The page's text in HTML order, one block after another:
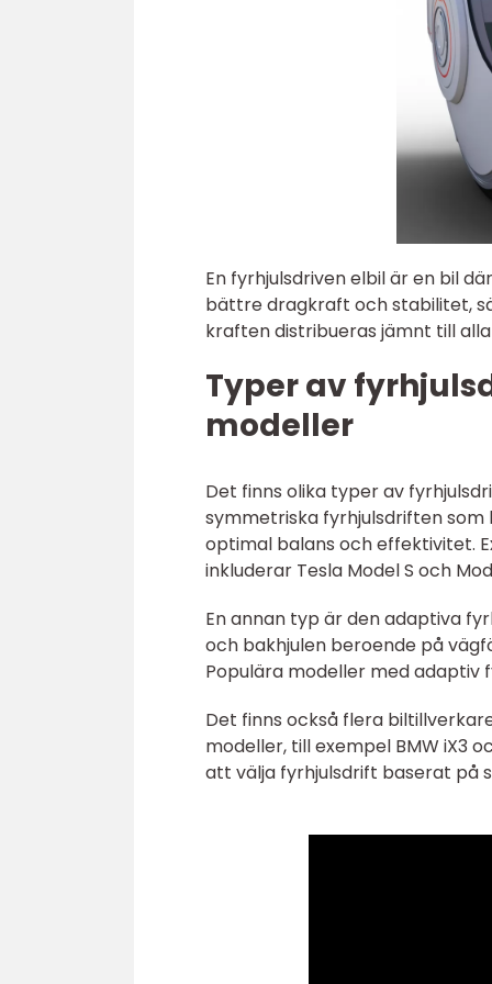
En fyrhjulsdriven elbil är en bil
bättre dragkraft och stabilitet,
kraften distribueras jämnt till
Typer av
modeller
Det finns olika typer av
symmetriska fyrhjulsdriften
optimal balans och effektivitet.
inkluderar Tesla Model S och
En annan typ är den adaptiva
och bakhjulen beroende på
Populära modeller med adaptiv
Det finns också flera
modeller, till exempel BMW iX3
att välja fyrhjulsdrift baserat på